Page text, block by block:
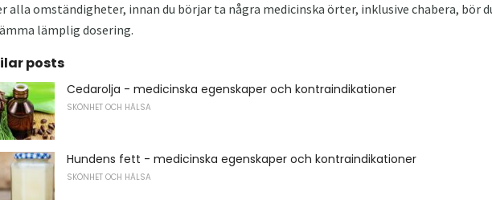
alla omständigheter, innan du börjar ta några medicinska örter, inklusive chabera, bör
lämplig dosering.
posts
Cedarolja - medicinska egenskaper och kontraindikationer
SKÖNHET OCH HÄLSA
Hundens fett - medicinska egenskaper och kontraindikationer
SKÖNHET OCH HÄLSA